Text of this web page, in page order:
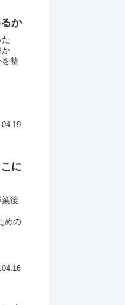
か
か
を整
に
後
めの